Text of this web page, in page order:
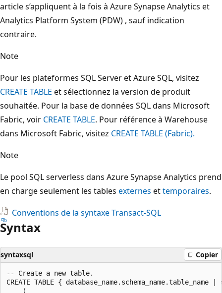
article s’appliquent à la fois à Azure Synapse Analytics et
Analytics Platform System (PDW) , sauf indication
contraire.
Note
Pour les plateformes SQL Server et Azure SQL, visitez
CREATE TABLE et sélectionnez la version de produit
souhaitée. Pour la base de données SQL dans Microsoft
Fabric, voir CREATE TABLE. Pour référence à Warehouse
dans Microsoft Fabric, visitez CREATE TABLE (Fabric).
Note
Le pool SQL serverless dans Azure Synapse Analytics prend
en charge seulement les tables externes ettemporaires.
Conventions de la syntaxe Transact-SQL
Syntax
syntaxsql Copier
-- Create a new table.
CREATE TABLE {
    (